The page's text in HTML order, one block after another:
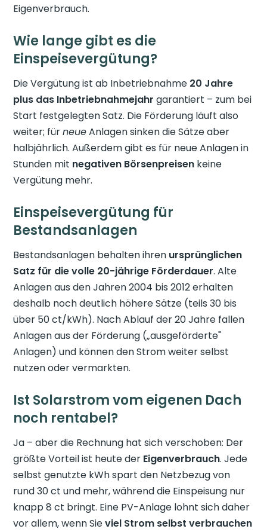
Eigenverbrauch.
Wie lange gibt es die
Einspeisevergütung?
Die Vergütung ist ab Inbetriebnahme 20 Jahre
plus das Inbetriebnahmejahr garantiert – zum bei
Start festgelegten Satz. Die Förderung läuft also
weiter; fürneueAnlagen sinken die Sätze aber
halbjährlich. Außerdem gibt es für neue Anlagen in
Stunden mit negativen Börsenpreisen keine
Vergütung mehr.
Einspeisevergütung für
Bestandsanlagen
Bestandsanlagen behalten ihren ursprünglichen
Satz für die volle 20-jährige Förderdauer. Alte
Anlagen aus den Jahren 2004 bis 2012 erhalten
deshalb noch deutlich höhere Sätze (teils 30 bis
über 50 ct/kWh). Nach Ablauf der 20 Jahre fallen
Anlagen aus der Förderung („ausgeförderte"
Anlagen) und können den Strom weiter selbst
nutzen oder vermarkten.
Ist Solarstrom vom eigenen Dach
noch rentabel?
Ja – aber die Rechnung hat sich verschoben: Der
größte Vorteil ist heute der Eigenverbrauch. Jede
selbst genutzte kWh spart den Netzbezug von
rund 30 ct und mehr, während die Einspeisung nur
knapp 8 ct bringt. Eine PV-Anlage lohnt sich daher
vor allem, wenn Sieviel Strom selbst verbrauchen